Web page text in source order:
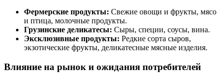
Фермерские продукты: Свежие овощи и фрукты, мясо
и птица, молочные продукты.
Грузинские деликатесы: Сыры, специи, соусы, вина.
Эксклюзивные продукты: Редкие сорта сыров,
экзотические фрукты, деликатесные мясные изделия.
Влияние на рынок и ожидания потребителей